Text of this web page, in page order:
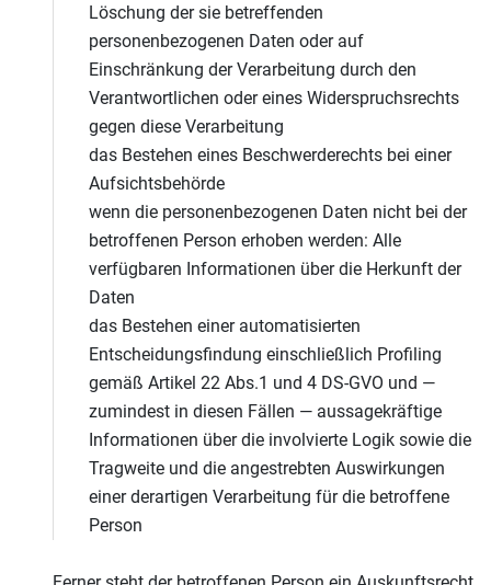
Löschung der sie betreffenden
personenbezogenen Daten oder auf
Einschränkung der Verarbeitung durch den
Verantwortlichen oder eines Widerspruchsrechts
gegen diese Verarbeitung
das Bestehen eines Beschwerderechts bei einer
Aufsichtsbehörde
wenn die personenbezogenen Daten nicht bei der
betroffenen Person erhoben werden: Alle
verfügbaren Informationen über die Herkunft der
Daten
das Bestehen einer automatisierten
Entscheidungsfindung einschließlich Profiling
gemäß Artikel 22 Abs.1 und 4 DS-GVO und —
zumindest in diesen Fällen — aussagekräftige
Informationen über die involvierte Logik sowie die
Tragweite und die angestrebten Auswirkungen
einer derartigen Verarbeitung für die betroffene
Person